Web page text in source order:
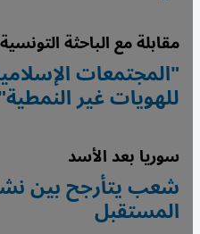
مقابلة مع الباحثة
"المجتمعات
للهويات غير
سوريا بعد الأسد
شعب يتأرجح بين
المستقبل